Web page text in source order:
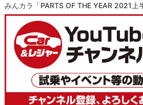
みんカラ「PARTS OF THE YEAR 2021上